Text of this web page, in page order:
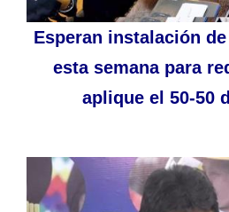
Esperan instalación
esta semana para
aplique el 50-50